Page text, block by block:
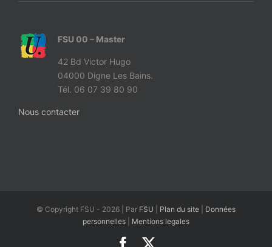
FSU 00 – Master
42 Bd Victor Hugo
04000 Digne Les Bains.
Tél. 06 07 39 80 90
Nous contacter
© Copyright FSU - 2026 | Par FSU Plan du site
Données
personnelles
Mentions legales
Facebook